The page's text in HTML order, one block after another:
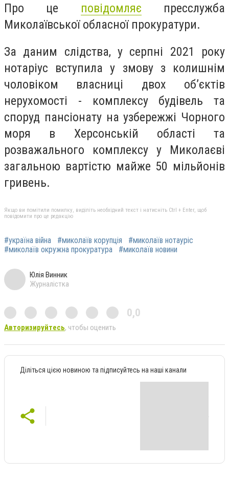
Про це повідомляє пресслужба
Миколаївської обласної прокуратури.
За даним слідства, у серпні 2021 року
нотаріус вступила у змову з колишнім
чоловіком власниці двох об’єктів
нерухомості - комплексу будівель та
споруд пансіонату на узбережжі Чорного
моря в Херсонській області та
розважального комплексу у Миколаєві
загальною вартістю майже 50 мільйонів
гривень.
Якщо ви помітили помилку, виділіть необхідний текст і натисніть Ctrl + Enter, щоб
повідомити про це редакцію
#україна війна #миколаїв корупція
#миколаїв нотауріс
#миколаїв окружна прокуратура
#миколаїв новини
Юлія Винник
Журналістка
0,0
Авторизируйтесь, чтобы оценить
Діліться цією новиною та підписуйтесь на наші канали